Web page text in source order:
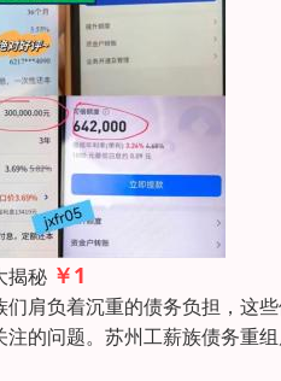
揭秘 ￥1
肩负着沉重的债务负担，这
的问题。苏州工薪族债务重